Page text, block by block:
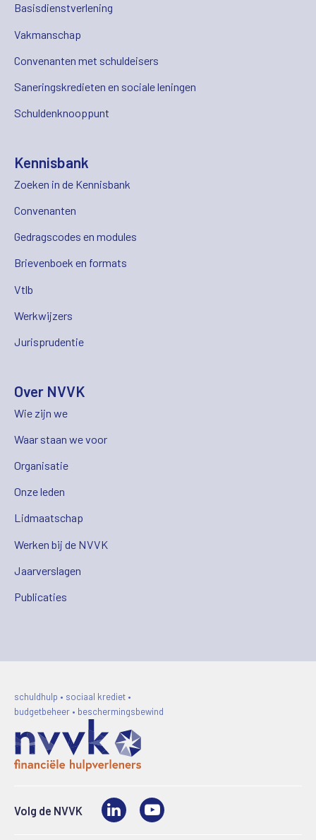
Basisdienstverlening
Vakmanschap
Convenanten met schuldeisers
Saneringskredieten en sociale leningen
Schuldenknooppunt
Kennisbank
Zoeken in de Kennisbank
Convenanten
Gedragscodes en modules
Brievenboek en formats
Vtlb
Werkwijzers
Jurisprudentie
Over NVVK
Wie zijn we
Waar staan we voor
Organisatie
Onze leden
Lidmaatschap
Werken bij de NVVK
Jaarverslagen
Publicaties
schuldhulp • sociaal krediet •
budgetbeheer • beschermingsbewind
Volg de NVVK LinkedIn